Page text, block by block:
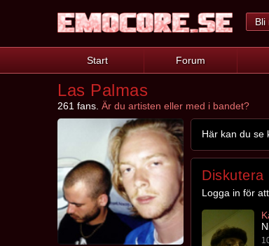
Bli
Start Forum
Las Palmas
261 fans. Är du artisten eller med i bandet?
Här kan du se
Diskutera
Logga in för